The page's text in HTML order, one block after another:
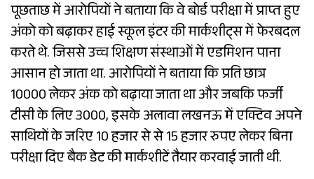
पूछताछ में आरोपियों ने बताया कि वे बोर्ड परीक्षा में प्राप्त हुए
अंको को बढ़ाकर हाई स्कूल इंटर की मार्कशीट्स में फेरबदल
करते थे. जिससे उच्च शिक्षण संस्थाओं में एडमिशन पाना
आसान हो जाता था. आरोपियों ने बताया कि प्रति छात्र
₹10000 लेकर अंक को बढ़ाया जाता था और जबकि फर्जी
टीसी के लिए ₹3000, इसके अलावा लखनऊ में एक्टिव अपने
साथियों के जरिए 10 हजार से से 15 हजार रुपए लेकर बिना
परीक्षा दिए बैक डेट की मार्कशीटें तैयार करवाई जाती थी.